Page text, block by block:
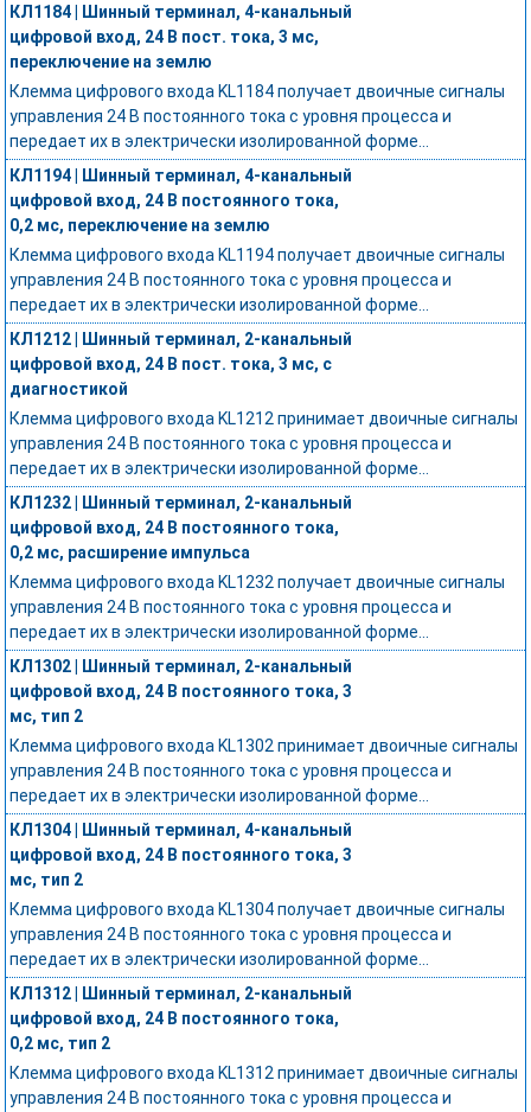
КЛ1184 | Шинный терминал, 4-канальный
цифровой вход, 24 В пост. тока, 3 мс,
переключение на землю
Клемма цифрового входа KL1184 получает двоичные сигналы
управления 24 В постоянного тока с уровня процесса и
передает их в электрически изолированной форме...
КЛ1194 | Шинный терминал, 4-канальный
цифровой вход, 24 В постоянного тока,
0,2 мс, переключение на землю
Клемма цифрового входа KL1194 получает двоичные сигналы
управления 24 В постоянного тока с уровня процесса и
передает их в электрически изолированной форме...
КЛ1212 | Шинный терминал, 2-канальный
цифровой вход, 24 В пост. тока, 3 мс, с
диагностикой
Клемма цифрового входа KL1212 принимает двоичные сигналы
управления 24 В постоянного тока с уровня процесса и
передает их в электрически изолированной форме...
КЛ1232 | Шинный терминал, 2-канальный
цифровой вход, 24 В постоянного тока,
0,2 мс, расширение импульса
Клемма цифрового входа KL1232 получает двоичные сигналы
управления 24 В постоянного тока с уровня процесса и
передает их в электрически изолированной форме...
КЛ1302 | Шинный терминал, 2-канальный
цифровой вход, 24 В постоянного тока, 3
мс, тип 2
Клемма цифрового входа KL1302 принимает двоичные сигналы
управления 24 В постоянного тока с уровня процесса и
передает их в электрически изолированной форме...
КЛ1304 | Шинный терминал, 4-канальный
цифровой вход, 24 В постоянного тока, 3
мс, тип 2
Клемма цифрового входа KL1304 получает двоичные сигналы
управления 24 В постоянного тока с уровня процесса и
передает их в электрически изолированной форме...
КЛ1312 | Шинный терминал, 2-канальный
цифровой вход, 24 В постоянного тока,
0,2 мс, тип 2
Клемма цифрового входа KL1312 принимает двоичные сигналы
управления 24 В постоянного тока с уровня процесса и